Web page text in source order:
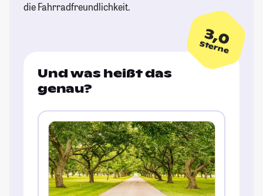
die Fahrradfreundlichkeit.
3,0
Sterne
Und was heißt das
genau?